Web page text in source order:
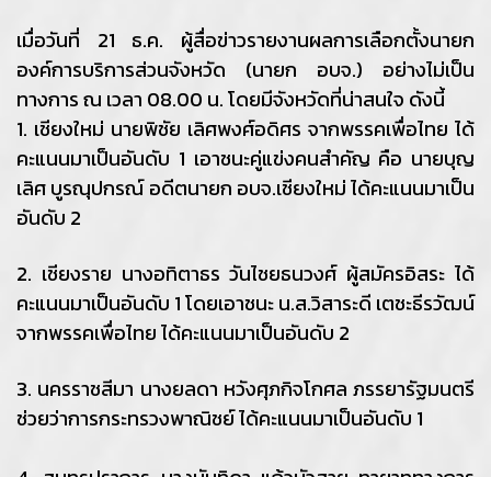
เมื่อวันที่ 21 ธ.ค. ผู้สื่อข่าวรายงานผลการเลือกตั้งนายก
องค์การบริการส่วนจังหวัด (นายก อบจ.) อย่างไม่เป็น
ทางการ ณ เวลา 08.00 น. โดยมีจังหวัดที่น่าสนใจ ดังนี้
1. เชียงใหม่ นายพิชัย เลิศพงศ์อดิศร จากพรรคเพื่อไทย ได้
คะแนนมาเป็นอันดับ 1 เอาชนะคู่แข่งคนสำคัญ คือ นายบุญ
เลิศ บูรณุปกรณ์ อดีตนายก อบจ.เชียงใหม่ ได้คะแนนมาเป็น
อันดับ 2
2. เชียงราย นางอทิตาธร วันไชยธนวงศ์ ผู้สมัครอิสระ ได้
คะแนนมาเป็นอันดับ 1 โดยเอาชนะ น.ส.วิสาระดี เตชะธีรวัฒน์
จากพรรคเพื่อไทย ได้คะแนนมาเป็นอันดับ 2
3. นครราชสีมา นางยลดา หวังศุภกิจโกศล ภรรยารัฐมนตรี
ช่วยว่าการกระทรวงพาณิชย์ ได้คะแนนมาเป็นอันดับ 1